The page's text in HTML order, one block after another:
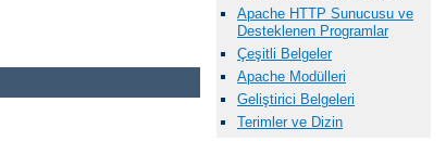
Apache HTTP Sunucusu ve
Desteklenen Programlar
Çeşitli Belgeler
Apache Modülleri
Geliştirici Belgeleri
Terimler ve Dizin